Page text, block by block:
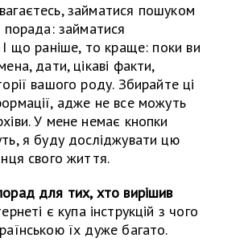
займатися пошуком
порада: займатися
І що раніше, то краще: поки ви
дати, цікаві факти,
вашого роду. Збирайте ці
адже не все можуть
У мене немає кнопки
я буду досліджувати цю
свого життя.
для тих, хто вирішив
є купа інструкцій з чого
їх дуже багато.